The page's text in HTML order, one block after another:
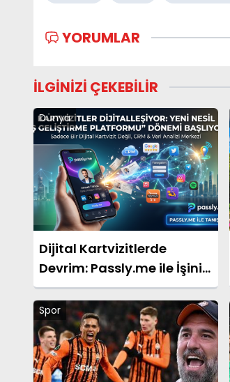
YORUMLAR
İLGİNİZİ ÇEKEBİLİR
Dünya
Dijital Kartvizitlerde
Devrim: Passly.me ile İşinizi
Tek Tıkla Büyütün
Spor